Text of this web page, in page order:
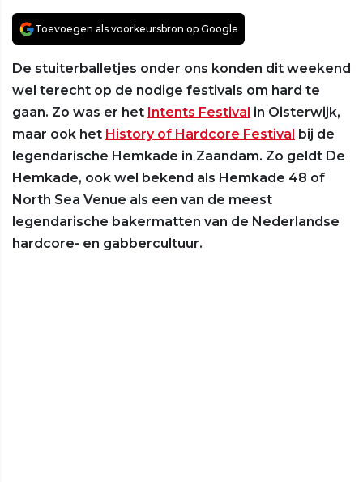
Toevoegen als voorkeursbron op Google
De stuiterballetjes onder ons konden dit weekend
wel terecht op de nodige festivals om hard te
gaan. Zo was er het Intents Festival in Oisterwijk,
maar ook het History of Hardcore Festival bij de
legendarische Hemkade in Zaandam. Zo geldt De
Hemkade, ook wel bekend als Hemkade 48 of
North Sea Venue als een van de meest
legendarische bakermatten van de Nederlandse
hardcore- en gabbercultuur.